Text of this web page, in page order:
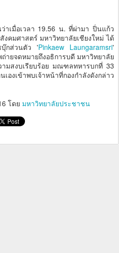
าเมื่อเวลา 19.56 น. ที่ผ่ามา ปิ่นแก้ว
งคมศาสตร์ มหาวิทยาลัยเชียงใหม่ ได้
บุ๊กส่วนตัว 'Pinkaew Laungaramsri'
ยจดหมายถึงอธิการบดี มหาวิทยาลัย
ามสงบเรียบร้อย มณฑลทหารบกที่ 33
องเข้าพบเจ้าหน้าที่กองกำลังดังกล่าว
โดย มหาวิทยาลัยประชาชน